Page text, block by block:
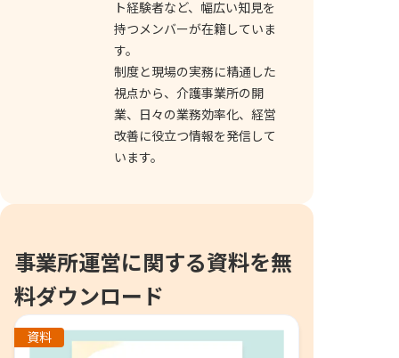
ト経験者など、幅広い知見を
持つメンバーが在籍していま
す。
制度と現場の実務に精通した
視点から、介護事業所の開
業、日々の業務効率化、経営
改善に役立つ情報を発信して
います。
事業所運営に関する資料を無
料ダウンロード
資料